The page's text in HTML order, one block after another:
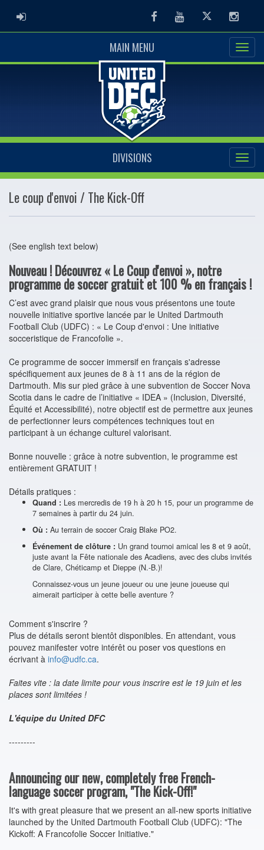
ADMIN LOGIN FacebookYoutubeTwitter
MAIN MENU
DIVISIONS
Le coup d'envoi / The Kick-Off
(See english text below)
Nouveau ! Découvrez « Le Coup d'envoi », notre
programme de soccer gratuit et 100 % en français !
C’est avec grand plaisir que nous vous présentons une toute
nouvelle initiative sportive lancée par le United Dartmouth
Football Club (UDFC) : « Le Coup d'envoi : Une initiative
socceristique de Francofolie ».
Ce programme de soccer immersif en français s'adresse
spécifiquement aux jeunes de 8 à 11 ans de la région de
Dartmouth. Mis sur pied grâce à une subvention de Soccer Nova
Scotia dans le cadre de l’initiative « IDEA » (Inclusion, Diversité,
Équité et Accessibilité), notre objectif est de permettre aux jeunes
de perfectionner leurs compétences techniques tout en
participant à un échange culturel valorisant.
Bonne nouvelle : grâce à notre subvention, le programme est
entièrement GRATUIT !
Détails pratiques :
Quand : Les mercredis de 19 h à 20 h 15, pour un programme de
7 semaines à partir du 24 juin.
Où : Au terrain de soccer Craig Blake PO2.
Événement de clôture : Un grand tournoi amical les 8 et 9 août,
juste avant la Fête nationale des Acadiens, avec des clubs invités
de Clare, Chéticamp et Dieppe (N.-B.)!
Connaissez-vous un jeune joueur ou une jeune joueuse qui
aimerait participer à cette belle aventure ?
Comment s'inscrire ?
Plus de détails seront bientôt disponibles. En attendant, vous
pouvez manifester votre intérêt ou poser vos questions en
écrivant à info@udfc.ca.
Faites vite : la date limite pour vous inscrire est le 19 juin et les
places sont limitées !
L'équipe du United DFC
---------
Announcing our new, completely free French-
language soccer program, "The Kick-Off!"
It's with great pleasure that we present an all-new sports initiative
launched by the United Dartmouth Football Club (UDFC): "The
Kickoff: A Francofolie Soccer Initiative."